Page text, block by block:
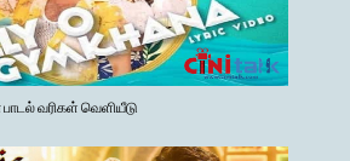
வரிகள் வெளியீடு